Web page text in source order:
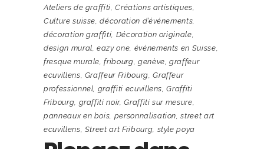
Ateliers de graffiti ,Créations artistiques
Culture suisse ,décoration d’événements
décoration graffiti Décoration originale
design mural ,eazy one événements en Suisse
fresque murale ,fribourg genève ,graffeur
ecuvillens Graffeur Fribourg ,Graffeur
professionnel graffiti ecuvillens ,Graffiti
Fribourg graffiti noir,Graffiti sur mesure
panneaux en bois personnalisation ,street art
ecuvillens Street art Fribourg style poya